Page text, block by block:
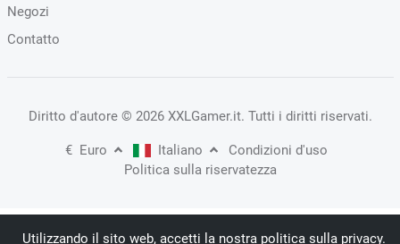
Negozi
Contatto
Diritto d'autore © 2026 XXLGamer.it. Tutti i diritti riservati.
€ Euro Italiano
Condizioni d'uso
Politica sulla riservatezza
Utilizzando il sito web, accetti la nostra politica sulla privacy.